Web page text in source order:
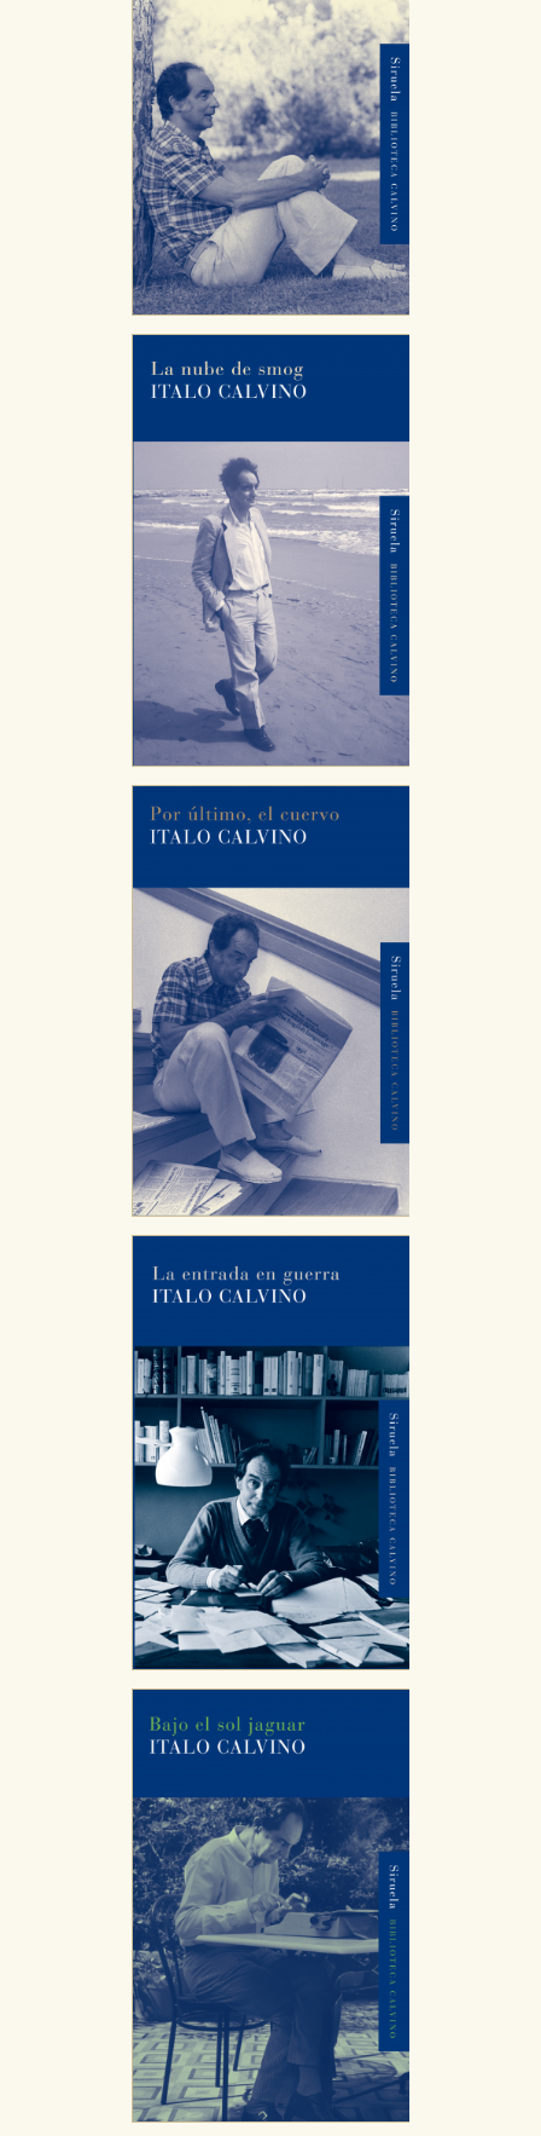
HABILITAR TODO RECHAZAR TODO
Cookies necesarias
Estas cookies son necesarias para que nuestro sitio
web funcione y no es posible deshabilitarlas desde
nuestro sistema. Es posible hacerlo desde el
navegador, pero en ese caso es posible que algunas
áreas de nuestra web dejen de funcionar
correctamente.
Cookies de rendimiento y analíticas
Estas cookies se utilizan para mejorar su experiencia
de navegación y optimizar el funcionamiento de